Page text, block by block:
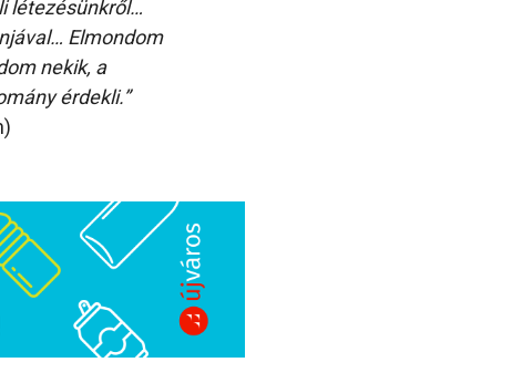
létezésünkről…
Elmondom
nekik, a
érdekli.”